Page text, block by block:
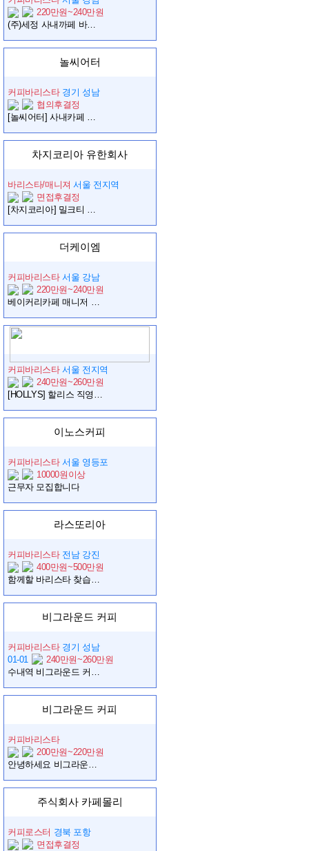
220만원~240만원
(주)세정 사내까페 바리스타 직원 모집
놀씨어터
커피바리스타 경기 성남
협의후결정
[놀씨어터] 사내카페 바리스타 (계약직)
차지코리아 유한회사
바리스타/매니져 서울 전지역
면접후결정
[차지코리아] 밀크티 브랜드 서울권 스토어 신입/경력 오픈멤버 채용
더케이엠
커피바리스타 서울 강남
220만원~240만원
베이커리카페 매니저 구인합니다.
커피바리스타 서울 전지역
240만원~260만원
[HOLLYS] 할리스 직영점 정규직 바리스타 채용 (서울 전역)
이노스커피
커피바리스타 서울 영등포
10000원이상
근무자 모집합니다
라스또리아
커피바리스타 전남 강진
400만원~500만원
함께할 바리스타 찾습니다.
비그라운드 커피
커피바리스타 경기 성남
01-01
240만원~260만원
수내역 비그라운드 커피 직원을 찾습니다
비그라운드 커피
커피바리스타
200만원~220만원
안녕하세요 비그라운드 커피에서 함께 지낼 크루원을 모집합니다
주식회사 카페몰리
커피로스터 경북 포항
면접후결정